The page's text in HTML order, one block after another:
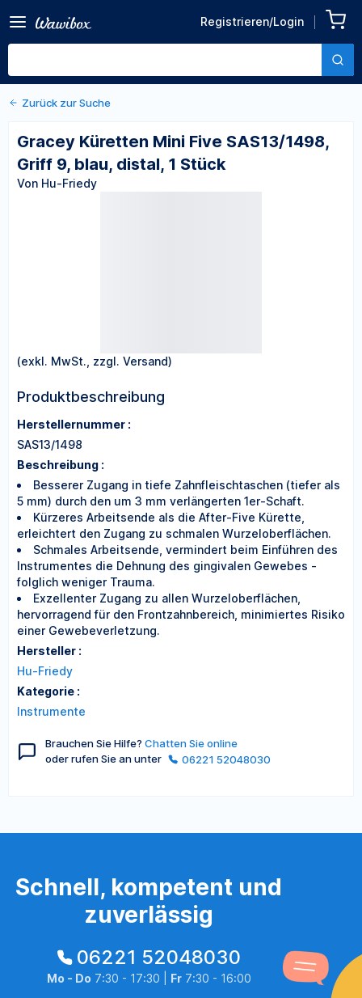
Registrieren/Login
SAS13/1498, Griff 9, blau,
distal, 1 Stück
Von Hu-Friedy
Zurück zu den Produktdetails
Zurück zur Suche
Gracey Küretten Mini Five SAS13/1498,
Griff 9, blau, distal, 1 Stück
Von Hu-Friedy
(exkl. MwSt., zzgl. Versand)
Produktbeschreibung
Herstellernummer :
SAS13/1498
Beschreibung :
Besserer Zugang in tiefe Zahnfleischtaschen (tiefer als
5 mm) durch den um 3 mm verlängerten 1er-Schaft.
Kürzeres Arbeitsende als die After-Five Kürette,
erleichtert den Zugang zu schmalen Wurzeloberflächen.
Schmales Arbeitsende, vermindert beim Einführen des
Instrumentes die Dehnung des gingivalen Gewebes -
folglich weniger Trauma.
Exzellenter Zugang zu allen Wurzeloberflächen,
hervorragend für den Frontzahnbereich, minimiertes Risiko
einer Gewebeverletzung.
Hersteller :
Hu-Friedy
Kategorie :
Instrumente
Brauchen Sie Hilfe? Chatten Sie online
oder rufen Sie an unter
06221 52048030
Schnell, kompetent und
zuverlässig
06221 52048030
Mo - Do 7:30 - 17:30 | Fr7:30 - 16:00